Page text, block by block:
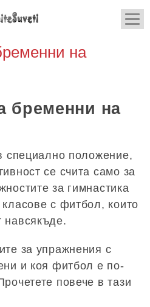
на
бременни на
специално положение,
се счита само за
за гимнастика
с фитбол, които
навсякъде.
за упражнения с
и коя фитбол е по-
повече в тази